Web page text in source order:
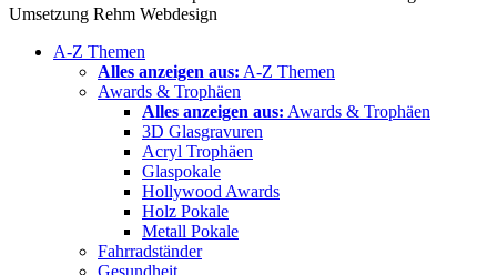
Umsetzung Rehm Webdesign
A-Z Themen
Alles anzeigen aus: A-Z Themen
Awards & Trophäen
Alles anzeigen aus: Awards & Trophäen
3D Glasgravuren
Acryl Trophäen
Glaspokale
Hollywood Awards
Holz Pokale
Metall Pokale
Fahrradständer
Gesundheit